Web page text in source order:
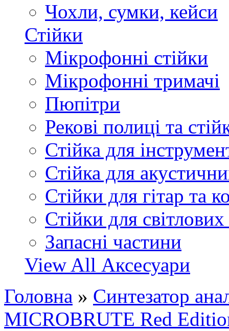
Чохли, сумки, кейси
Стійки
Мікрофонні стійки
Мікрофонні тримачі
Пюпітри
Рекові полиці та
Стійка для
Стійка для
Стійки для гітар та
Стійки для
Запасні частини
View All Аксесуари
Головна » Синтезатор
MICROBRUTE Red